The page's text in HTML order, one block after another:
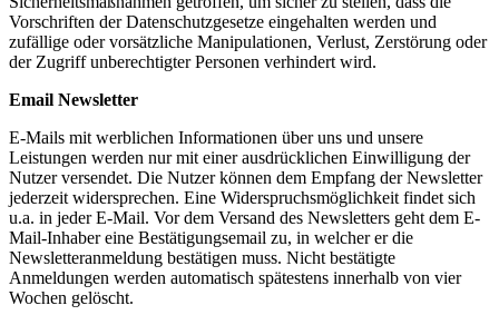
Vorschriften der Datenschutzgesetze eingehalten werden und
zufällige oder vorsätzliche Manipulationen, Verlust, Zerstörung oder
der Zugriff unberechtigter Personen verhindert wird.
Email Newsletter
E-Mails mit werblichen Informationen über uns und unsere
Leistungen werden nur mit einer ausdrücklichen Einwilligung der
Nutzer versendet. Die Nutzer können dem Empfang der Newsletter
jederzeit widersprechen. Eine Widerspruchsmöglichkeit findet sich
u.a. in jeder E-Mail. Vor dem Versand des Newsletters geht dem E-
Mail-Inhaber eine Bestätigungsemail zu, in welcher er die
Newsletteranmeldung bestätigen muss. Nicht bestätigte
Anmeldungen werden automatisch spätestens innerhalb von vier
Wochen gelöscht.